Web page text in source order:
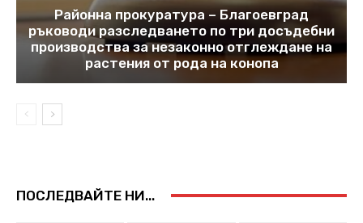
Районна прокуратура – Благоевград
ръководи разследването по три досъдебни
производства за незаконно отглеждане на
растения от рода на конопа
ПОСЛЕДВАЙТЕ НИ...